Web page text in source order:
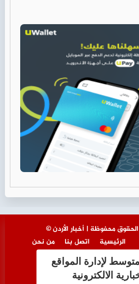
من نحن
اتصل بنا الرئيسية
لإدارة المواقع
الالكترونية